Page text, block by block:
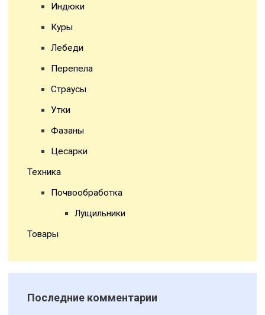
Индюки
Куры
Лебеди
Перепела
Страусы
Утки
Фазаны
Цесарки
Техника
Почвообработка
Лущильники
Товары
Последние комментарии